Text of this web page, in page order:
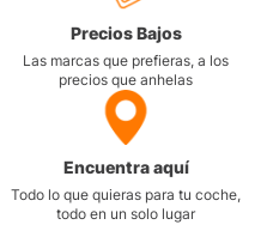
Precios Bajos
Las marcas que prefieras, a los
precios que anhelas
Encuentra aquí
Todo lo que quieras para tu coche,
todo en un solo lugar